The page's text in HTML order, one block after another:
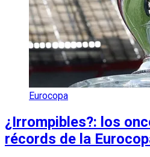
Eurocopa
¿Irrompibles?: los
récords de la